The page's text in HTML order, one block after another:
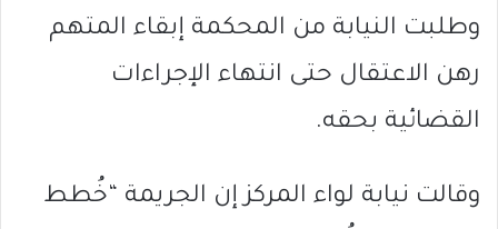
وطلبت النيابة من المحكمة إبقاء المتهم
رهن الاعتقال حتى انتهاء الإجراءات
القضائية بحقه.
وقالت نيابة لواء المركز إن الجريمة “خُطط